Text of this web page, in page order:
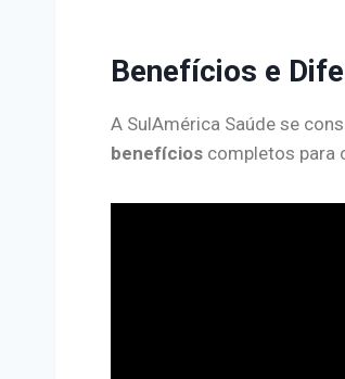
Benefícios e
A SulAmérica Saúde se
benefícios completos para